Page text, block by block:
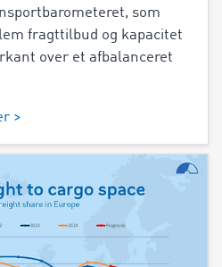
som
fragttilbud og kapacitet
over et afbalanceret
>